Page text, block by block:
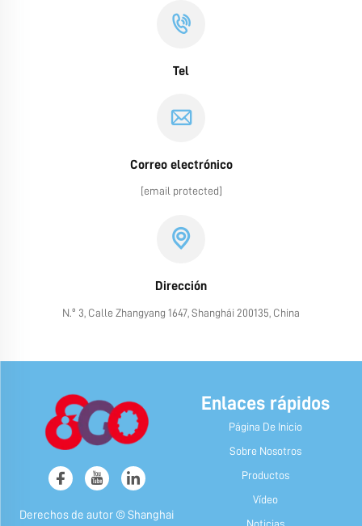
Tel
Correo electrónico
[email protected]
Dirección
N.º 3, Calle Zhangyang 1647, Shanghái 200135, China
Derechos de autor © Shanghai
Enlaces rápidos
Página De Inicio
Sobre Nosotros
Productos
Vídeo